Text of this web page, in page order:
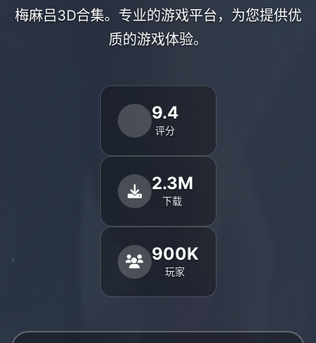
梅麻吕3D合集。专业的游戏平台，为您提供优
质的游戏体验。
9.4
评分
2.3M
下载
900K
玩家